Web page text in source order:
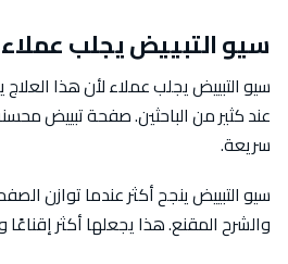
سيو التبييض يجلب عملاء
سيو التبييض يجلب عملاء لأن هذا العلاج
عند كثير من الباحثين. صفحة تبييض
سريعة.
سيو التبييض ينجح أكثر عندما توازن
والشرح المقنع. هذا يجعلها أكثر